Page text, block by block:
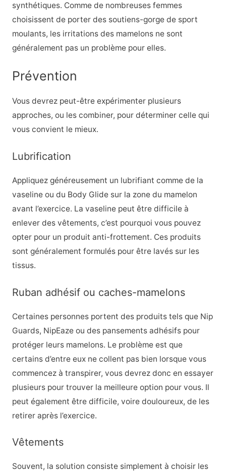
synthétiques. Comme de nombreuses femmes
choisissent de porter des soutiens-gorge de sport
moulants, les irritations des mamelons ne sont
généralement pas un problème pour elles.
Prévention
Vous devrez peut-être expérimenter plusieurs
approches, ou les combiner, pour déterminer celle qui
vous convient le mieux.
Lubrification
Appliquez généreusement un lubrifiant comme de la
vaseline ou du Body Glide sur la zone du mamelon
avant l’exercice. La vaseline peut être difficile à
enlever des vêtements, c’est pourquoi vous pouvez
opter pour un produit anti-frottement. Ces produits
sont généralement formulés pour être lavés sur les
tissus.
Ruban adhésif ou caches-mamelons
Certaines personnes portent des produits tels que Nip
Guards, NipEaze ou des pansements adhésifs pour
protéger leurs mamelons. Le problème est que
certains d’entre eux ne collent pas bien lorsque vous
commencez à transpirer, vous devrez donc en essayer
plusieurs pour trouver la meilleure option pour vous. Il
peut également être difficile, voire douloureux, de les
retirer après l’exercice.
Vêtements
Souvent, la solution consiste simplement à choisir les